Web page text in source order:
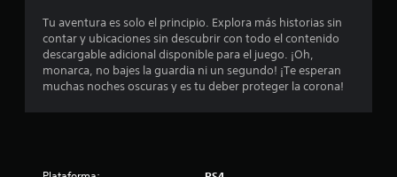
Tu aventura es solo el principio. Explora más historias sin
contar y ubicaciones sin descubrir con todo el contenido
descargable adicional disponible para el juego. ¡Oh,
monarca, no bajes la guardia ni un segundo! ¡Te esperan
muchas noches oscuras y es tu deber proteger la corona!